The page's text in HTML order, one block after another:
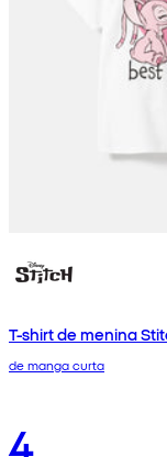
T-shirt de menina
de manga curta
4